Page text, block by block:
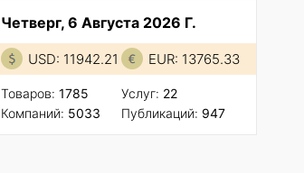
Четверг, 6 Августа 2026 Г.
USD: 11942.21 EUR: 13765.33
Товаров: 1785
Компаний: 5033
Услуг: 22
Публикаций: 947